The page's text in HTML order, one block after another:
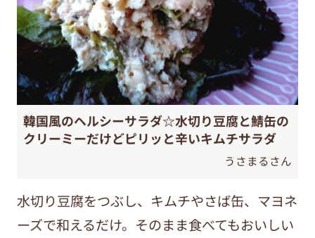
韓国風のヘルシーサラダ☆水切り豆腐と鯖缶の
クリーミーだけどピリッと辛いキムチサラダ
うさまるさん
水切り豆腐をつぶし、キムチやさば缶、マヨネ
ーズで和えるだけ。そのまま食べてもおいしい